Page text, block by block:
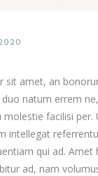
sit amet, an
duo natum errem
molestie facilisi per.
intellegat
qui ad. Amet
ad, nam